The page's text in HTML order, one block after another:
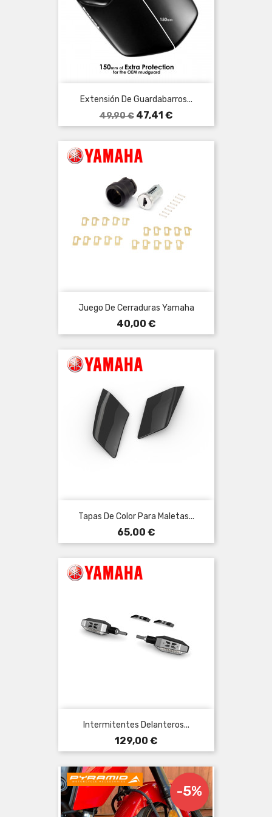
Extensión De Guardabarros...
Precio
base
49,90 € Precio
47,41 €
Juego De Cerraduras Yamaha
Precio
40,00 €
Tapas De Color Para Maletas...
Precio
65,00 €
Intermitentes Delanteros...
Precio
129,00 €
-5%